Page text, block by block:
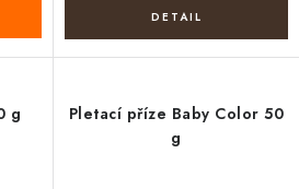
g
Pletací příze Baby Color 50
g